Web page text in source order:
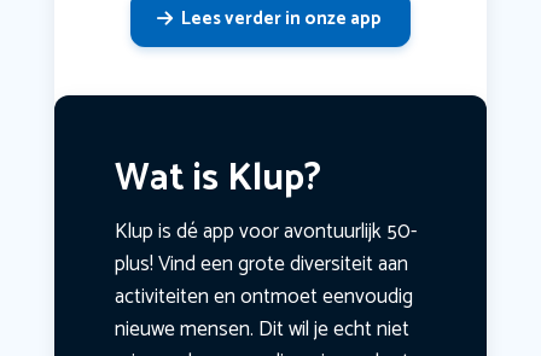
Lees verder in onze app
Wat is Klup?
Klup is dé app voor avontuurlijk 50-
plus! Vind een grote diversiteit aan
activiteiten en ontmoet eenvoudig
nieuwe mensen. Dit wil je echt niet